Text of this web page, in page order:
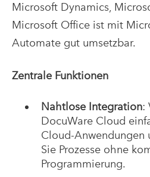
Microsoft Dynamics,
Microsoft Office ist mit
Automate gut umsetzbar.
Zentrale Funktionen
Nahtlose Integration:
DocuWare Cloud
Cloud-Anwendungen
Sie Prozesse ohne
Programmierung.